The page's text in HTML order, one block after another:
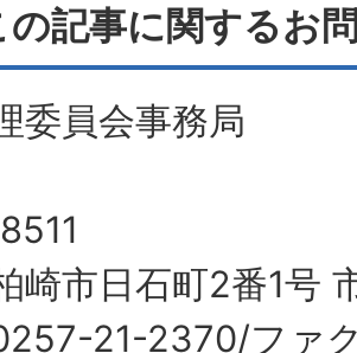
の記事に関するお
委員会事務局
崎市日石町2番1号
21-2370/ファ